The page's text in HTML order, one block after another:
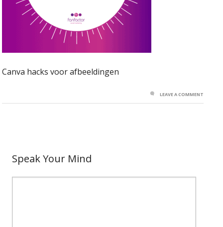
Canva hacks voor afbeeldingen
LEAVE A COMMENT
Speak Your Mind